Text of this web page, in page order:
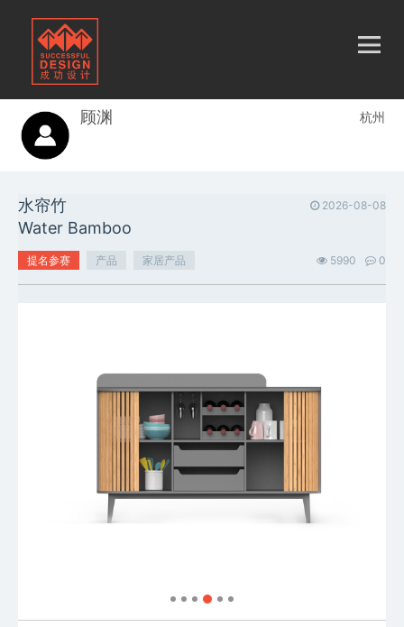
顾渊 杭州
水帘竹 2026-08-08
Water Bamboo
提名参赛 产品 家居产品 0
5990